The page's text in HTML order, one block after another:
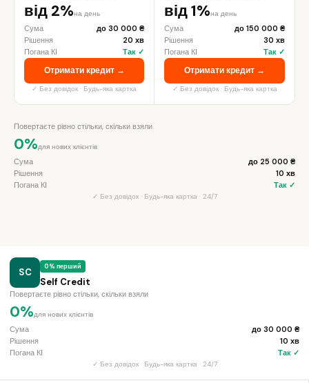
від 2%на день
Сума
до 30 000 ₴
Рішення
20 хв
Погана КІ
Так ✓
Отримати кредит →
✓ Без довідок · Будь-яка картка
від 1%на день
Сума
до 150 000 ₴
Рішення
30 хв
Погана КІ
Так ✓
Отримати кредит →
✓ Без довідок · Будь-яка картка
Повертаєте рівно стільки, скільки взяли
0%для нових клієнтів
Сума
до 25 000 ₴
Рішення
10 хв
Погана КІ
Так ✓
✓ Без довідок · Будь-яка картка · 24/7
SC 0% перший
Self Credit
Повертаєте рівно стільки, скільки взяли
0%для нових клієнтів
Сума
до 30 000 ₴
Рішення
10 хв
Погана КІ
Так ✓
✓ Без довідок · Будь-яка картка · 24/7